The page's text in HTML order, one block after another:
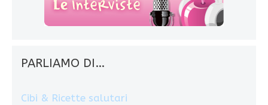
PARLIAMO DI…
Cibi & Ricette salutari